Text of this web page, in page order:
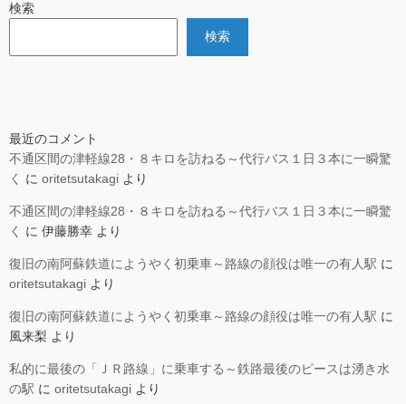
検索
検索
最近のコメント
不通区間の津軽線28・８キロを訪ねる～代行バス１日３本に一瞬驚
く
に oritetsutakagi より
不通区間の津軽線28・８キロを訪ねる～代行バス１日３本に一瞬驚
く
に 伊藤勝幸 より
復旧の南阿蘇鉄道にようやく初乗車～路線の顔役は唯一の有人駅 に
oritetsutakagi より
復旧の南阿蘇鉄道にようやく初乗車～路線の顔役は唯一の有人駅 に
風来梨 より
私的に最後の「ＪＲ路線」に乗車する～鉄路最後のピースは湧き水
の駅 に oritetsutakagi より